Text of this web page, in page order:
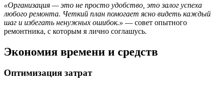
«Организация — это не просто удобство, это залог успеха
любого ремонта. Четкий план помогает ясно видеть каждый
шаг и избегать ненужных ошибок.» — совет опытного
ремонтника, с которым я лично соглашусь.
Экономия времени и средств
Оптимизация затрат